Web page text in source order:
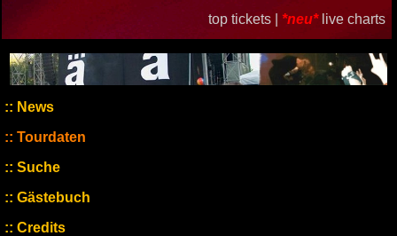
top tickets | *neu* live charts
News
Tourdaten
Suche
Gästebuch
Credits